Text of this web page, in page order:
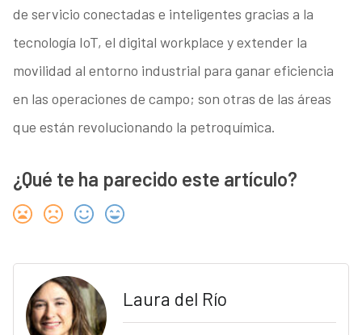
de servicio conectadas e inteligentes gracias a la
tecnología IoT, el digital workplace y extender la
movilidad al entorno industrial para ganar eficiencia
en las operaciones de campo; son otras de las áreas
que están revolucionando la petroquímica.
¿Qué te ha parecido este artículo?
Laura del Río